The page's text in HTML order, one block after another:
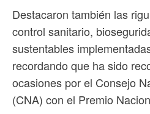
Destacaron también las
control sanitario,
sustentables
recordando que ha sido
ocasiones por el Consejo
(CNA) con el Premio